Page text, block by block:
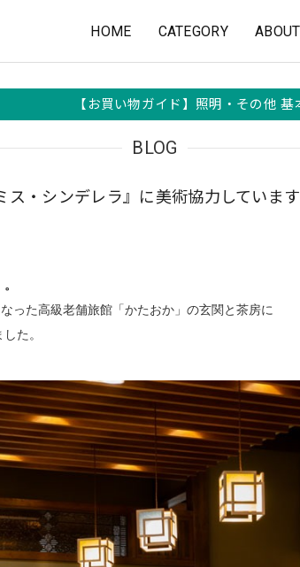
HOME CATEGORY ABOUT
【お買い物ガイド】照明・その
BLOG
ス・シンデレラ』に美術協力しています
った高級老舗旅館「かたおか」の玄関と茶房に
た。